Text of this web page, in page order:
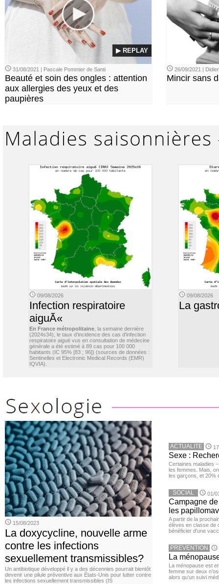
▶ REPLAY
31/08/2021 | Pascale Pommier de Santi
Beauté et soin des ongles : attention
aux allergies des yeux et des
paupières
26/09/2021 |
Mincir sans
09/08/2026
Infection respiratoire
aiguÃ«
En France métropolitaine , la semaine dernière
(2024s34), le taux d’incidence des cas d’infection
respiratoire aiguë vus en consultation de médecine
générale a été estimé à 89 cas pour 100 000
habitants (IC 95% [83 ; 96]) (sources de données :
Sentinelles et Electronic Medical Records (EMR)
IQVIA).
09/08/2026
La
15/08/2023
La doxycycline, nouvelle arme
contre les infections
sexuellement transmissibles?
Un antibiotique développé il y a des décennies pourrait bientôt
devenir une pilule préventive aux États-Unis pour lutter contre
les infections sexuellement transmissibles (IS
ACTUALITE
Sexe :
Certaines maladies
les femmes. Mais,
les garçons, et 20%
SOCIAL 01/
Campagne
les
A partir de la
élèves en classe de
bénéficier d'une
PREVENTION
La
La ménopause est
femme sur deux
alors qu’un suivi